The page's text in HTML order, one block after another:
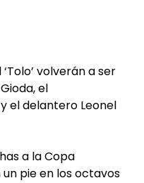
volverán a ser
el
el delantero Leonel
a la Copa
pie en los octavos